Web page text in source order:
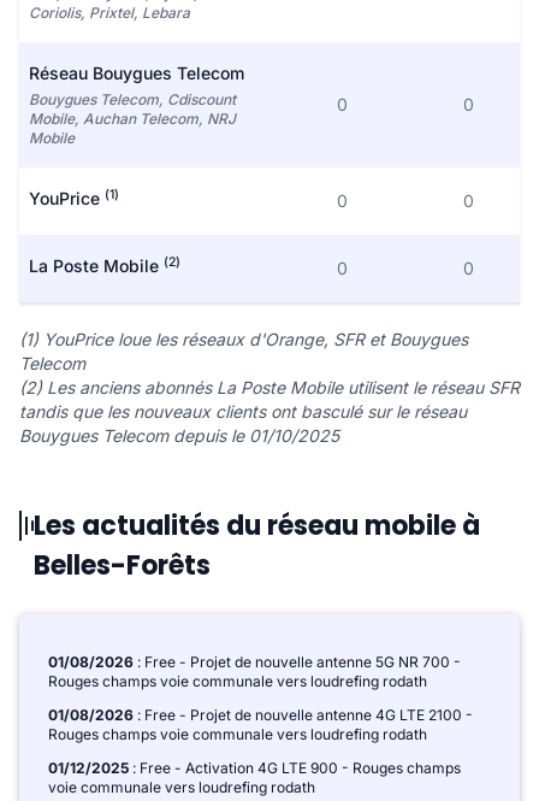
Coriolis, Prixtel, Lebara
Réseau Bouygues Telecom
Bouygues Telecom, Cdiscount
Mobile, Auchan Telecom, NRJ
Mobile
0 0
YouPrice (1) 0 0
La Poste Mobile (2) 0 0
(1) YouPrice loue les réseaux d'Orange, SFR et Bouygues
Telecom
(2) Les anciens abonnés La Poste Mobile utilisent le réseau SFR
tandis que les nouveaux clients ont basculé sur le réseau
Bouygues Telecom depuis le 01/10/2025
Les actualités du réseau mobile à
Belles-Forêts
01/08/2026 : Free - Projet de nouvelle antenne 5G NR 700 -
Rouges champs voie communale vers loudrefing rodath
01/08/2026 : Free - Projet de nouvelle antenne 4G LTE 2100 -
Rouges champs voie communale vers loudrefing rodath
01/12/2025 : Free - Activation 4G LTE 900 - Rouges champs
voie communale vers loudrefing rodath